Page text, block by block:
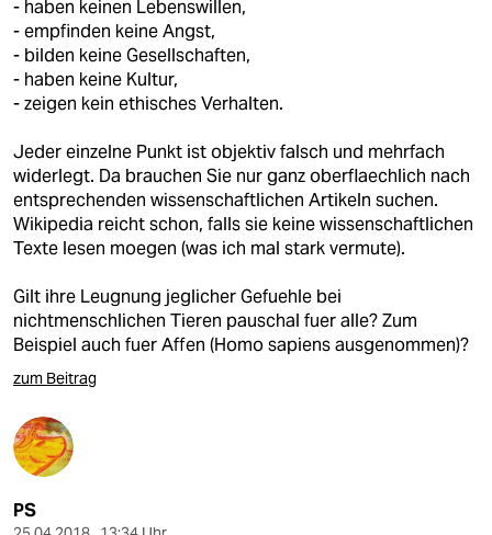
- haben keinen Lebenswillen,
- empfinden keine Angst,
- bilden keine Gesellschaften,
- haben keine Kultur,
- zeigen kein ethisches Verhalten.
Jeder einzelne Punkt ist objektiv falsch und mehrfach
widerlegt. Da brauchen Sie nur ganz oberflaechlich nach
entsprechenden wissenschaftlichen Artikeln suchen.
Wikipedia reicht schon, falls sie keine wissenschaftlichen
Texte lesen moegen (was ich mal stark vermute).
Gilt ihre Leugnung jeglicher Gefuehle bei
nichtmenschlichen Tieren pauschal fuer alle? Zum
Beispiel auch fuer Affen (Homo sapiens ausgenommen)?
zum Beitrag
PS